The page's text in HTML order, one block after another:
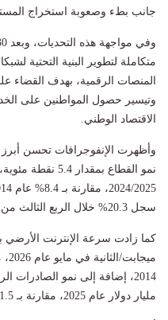
جانب بطء وصعوبة استخراج
متكاملة لتطوير البنية التحتية
المنصات الرقمية، بهدف القضاء
وتيسير حصول المواطنين على
الاقتصاد الوطني.
وأظهرت الإنفوجرافات تحسن
سجل 20.3% خلال الربع الثالث من عام 2025/2026.
مليار دولار عام 2025، مقارنة بـ 1.5 مليار دولار عام 2014.